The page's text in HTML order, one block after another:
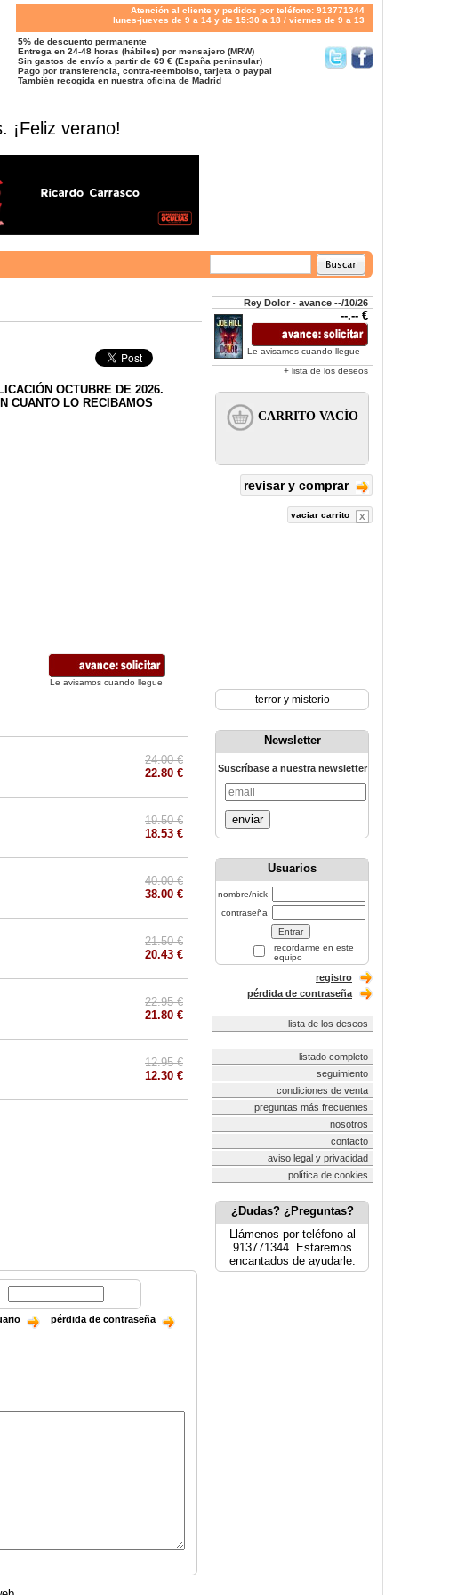
Atención al cliente y pedidos por teléfono: 913771344
lunes-jueves de 9 a 14 y de 15:30 a 18 / viernes de 9 a 13
5% de descuento permanente
Entrega en 24-48 horas (hábiles) por mensajero (MRW)
Sin gastos de envío a partir de 69 € (España peninsular)
Pago por transferencia, contra-reembolso, tarjeta o paypal
También recogida en nuestra oficina de Madrid
¡Feliz verano!
OCTUBRE DE 2026.
CUANTO LO RECIBAMOS
Le avisamos cuando llegue
24.00 €
22.80 €
19.50 €
18.53 €
40.00 €
38.00 €
21.50 €
20.43 €
22.95 €
21.80 €
12.95 €
12.30 €
pérdida de contraseña
Rey Dolor - avance --/10/26
--.-- €
Le avisamos cuando llegue
+ lista de los deseos
revisar y comprar
vaciar carrito
terror y misterio
Newsletter
Suscríbase a nuestra newsletter
enviar
Usuarios
nombre/nick
contraseña
recordarme en este
equipo
registro
pérdida de contraseña
lista de los deseos
listado completo
seguimiento
condiciones de venta
preguntas más frecuentes
nosotros
contacto
aviso legal y privacidad
política de cookies
¿Dudas? ¿Preguntas?
Llámenos por teléfono al
913771344. Estaremos
encantados de ayudarle.